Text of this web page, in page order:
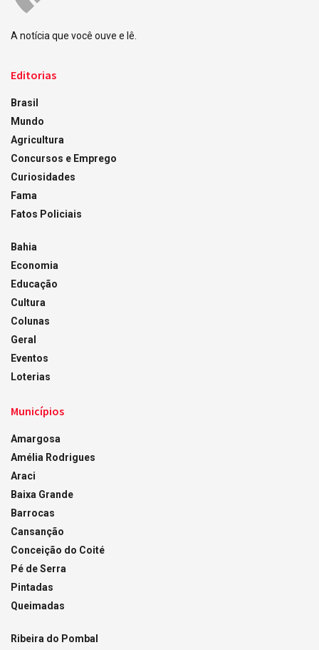
A notícia que você ouve e lê.
Editorias
Brasil
Mundo
Agricultura
Concursos e Emprego
Curiosidades
Fama
Fatos Policiais
Bahia
Economia
Educação
Cultura
Colunas
Geral
Eventos
Loterias
Municípios
Amargosa
Amélia Rodrigues
Araci
Baixa Grande
Barrocas
Cansanção
Conceição do Coité
Pé de Serra
Pintadas
Queimadas
Ribeira do Pombal